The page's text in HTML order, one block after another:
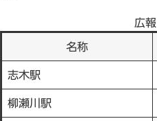
広
名称
志木駅
柳瀬川駅